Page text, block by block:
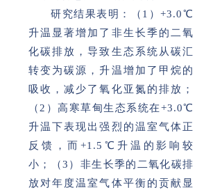
研究结果表明：（1）+3.0℃
升温显著增加了非生长季的二氧
化碳排放，导致生态系统从碳汇
转变为碳源，升温增加了甲烷的
吸收，减少了氧化亚氮的排放；
（2）高寒草甸生态系统在+3.0℃
升温下表现出强烈的温室气体正
反馈，而+1.5℃升温的影响较
小；（3）非生长季的二氧化碳排
放对年度温室气体平衡的贡献显